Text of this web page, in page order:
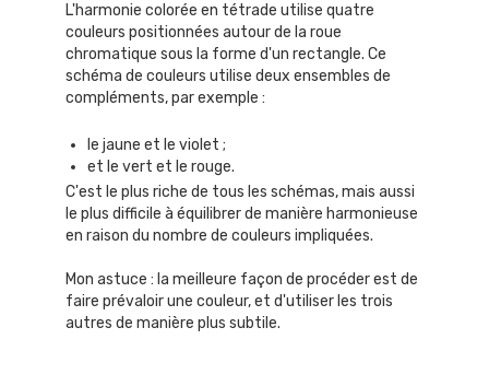
L'harmonie colorée en tétrade utilise quatre
couleurs positionnées autour de la roue
chromatique sous la forme d'un rectangle. Ce
schéma de couleurs utilise deux ensembles de
compléments, par exemple :
le jaune et le violet ;
et le vert et le rouge.
C'est le plus riche de tous les schémas, mais aussi
le plus difficile à équilibrer de manière harmonieuse
en raison du nombre de couleurs impliquées.
Mon astuce : la meilleure façon de procéder est de
faire prévaloir une couleur, et d'utiliser les trois
autres de manière plus subtile.